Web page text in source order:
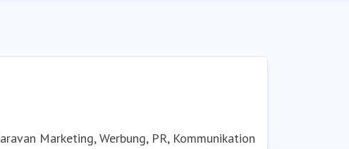
Marketing, Werbung, PR, Kommunikation